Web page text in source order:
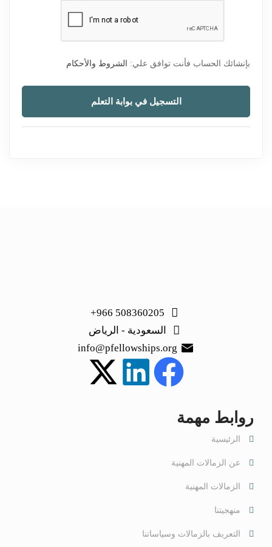
بإنشائك الحساب فأنت توافق علي: الشروط والأحكام
التسجيل في بوابة التعلم
508360205 966+
السعودية - الرياض
info@pfellowships.org
روابط مهمة
الرئيسية
عن الزمالات المهنية
الزمالات المهنية
منهجيتنا
التعريف بالزمالات وسياساتنا